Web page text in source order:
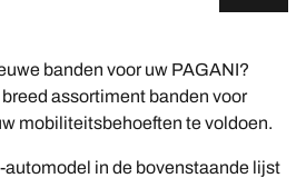
banden voor uw PAGANI?
assortiment banden voor
mobiliteitsbehoeften te voldoen.
in de bovenstaande lijst